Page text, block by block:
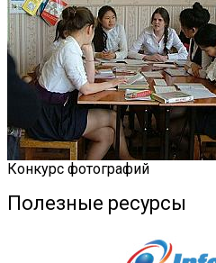
Конкурс фотографий
Полезные ресурсы